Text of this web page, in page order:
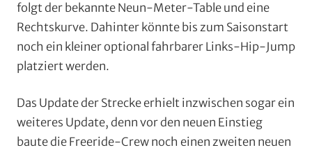
folgt der bekannte Neun-Meter-Table und eine
Rechtskurve. Dahinter könnte bis zum Saisonstart
noch ein kleiner optional fahrbarer Links-Hip-Jump
platziert werden.
Das Update der Strecke erhielt inzwischen sogar ein
weiteres Update, denn vor den neuen Einstieg
baute die Freeride-Crew noch einen zweiten neuen